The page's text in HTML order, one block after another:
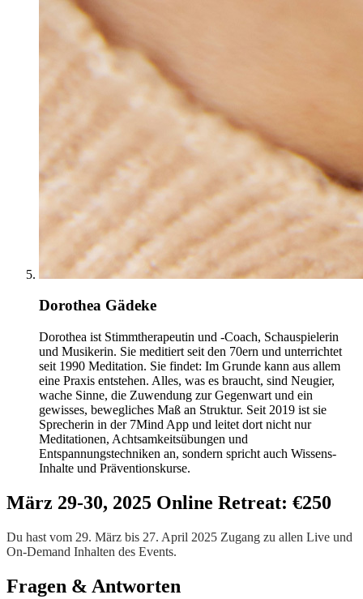
Dorothea Gädeke
Dorothea ist Stimmtherapeutin und -Coach, Schauspielerin
und Musikerin. Sie meditiert seit den 70ern und unterrichtet
seit 1990 Meditation. Sie findet: Im Grunde kann aus allem
eine Praxis entstehen. Alles, was es braucht, sind Neugier,
wache Sinne, die Zuwendung zur Gegenwart und ein
gewisses, bewegliches Maß an Struktur. Seit 2019 ist sie
Sprecherin in der 7Mind App und leitet dort nicht nur
Meditationen, Achtsamkeitsübungen und
Entspannungstechniken an, sondern spricht auch Wissens-
Inhalte und Präventionskurse.
März 29-30, 2025 Online Retreat: €250
Du hast vom 29. März bis 27. April 2025 Zugang zu allen Live und
On-Demand Inhalten des Events.
Fragen & Antworten